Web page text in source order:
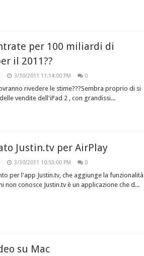
per 100 miliardi di
il 2011??
3/30/2011 11:14:00 PM 0
rivedere le stime???Sembra proprio di si
vendite dell'iPad 2 , con grandissi...
Justin.tv per AirPlay
3/30/2011 10:53:00 PM 0
per l'app Justin.tv, che aggiunge la funzionalità
non conosce Justin.tv è un applicazione che d...
su Mac